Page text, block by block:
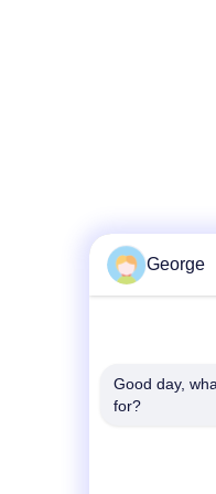
George
Good day,
for?